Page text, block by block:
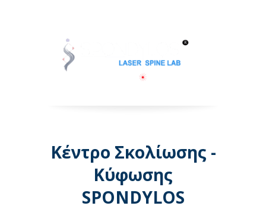
Κέντρο Σκολίωσης -
Κύφωσης
SPONDYLOS